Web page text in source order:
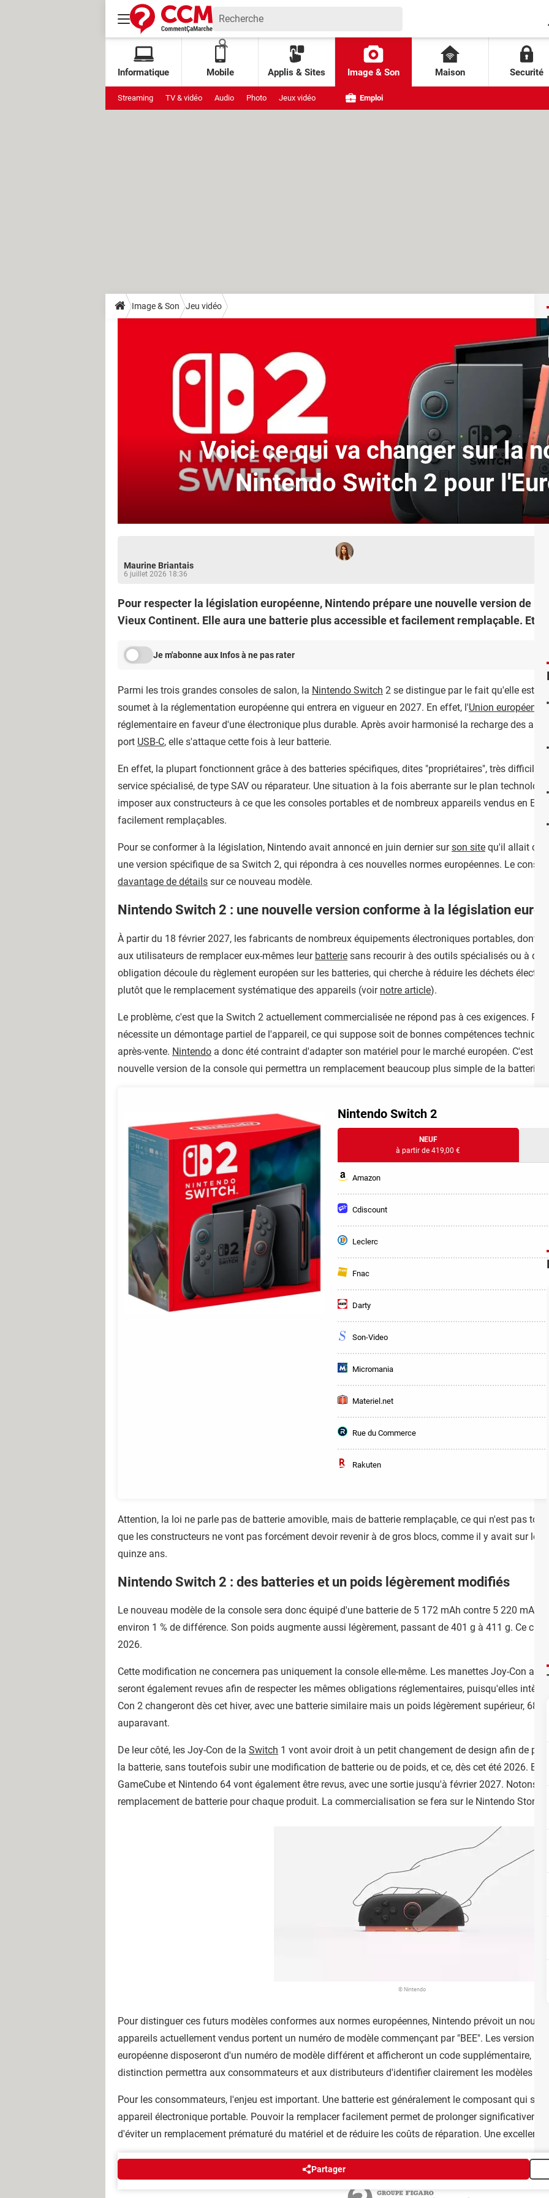
Informatique Mobile Applis & Sites Image & Son Maison Securité
Streaming TV & vidéo Audio Photo Jeux vidéo Emploi
Image & Son Jeu vidéo
Voici ce qui va changer sur la
Nintendo Switch 2 pour
Maurine Briantais
6 juillet 2026 18:36
Pour respecter la législation européenne, Nintendo prépare une nouvelle version de la
Vieux Continent. Elle aura une batterie plus accessible et facilement remplaçable. Et
Je m'abonne aux Infos à ne pas rater
Parmi les trois grandes consoles de salon, la Nintendo Switch 2 se distingue par le fait qu'elle est
soumet à la réglementation européenne qui entrera en vigueur en 2027. En effet, l'Union européenne
réglementaire en faveur d'une électronique plus durable. Après avoir harmonisé la recharge des
port USB-C, elle s'attaque cette fois à leur batterie.
En effet, la plupart fonctionnent grâce à des batteries spécifiques, dites "propriétaires", très difficiles
service spécialisé, de type SAV ou réparateur. Une situation à la fois aberrante sur le plan
imposer aux constructeurs à ce que les consoles portables et de nombreux appareils vendus en
facilement remplaçables.
Pour se conformer à la législation, Nintendo avait annoncé en juin dernier surson site qu'il allait
une version spécifique de sa Switch 2, qui répondra à ces nouvelles normes européennes. Le
davantage de détails sur ce nouveau modèle.
Nintendo Switch 2 : une nouvelle version conforme à la législation
À partir du 18 février 2027, les fabricants de nombreux équipements électroniques portables, dont
aux utilisateurs de remplacer eux-mêmes leur batterie sans recourir à des outils spécialisés ou à
obligation découle du règlement européen sur les batteries, qui cherche à réduire les déchets
plutôt que le remplacement systématique des appareils (voir notre article).
Le problème, c'est que la Switch 2 actuellement commercialisée ne répond pas à ces exigences.
nécessite un démontage partiel de l'appareil, ce qui suppose soit de bonnes compétences
après-vente. Nintendo a donc été contraint d'adapter son matériel pour le marché européen. C'est
nouvelle version de la console qui permettra un remplacement beaucoup plus simple de la batterie
Nintendo Switch 2
NEUF
à partir de 419,00 €
Amazon
Cdiscount
Leclerc
Fnac
Darty
Son-Video
Micromania
Materiel.net
Rue du Commerce
Rakuten
Attention, la loi ne parle pas de batterie amovible, mais de batterie remplaçable, ce qui n'est pas
que les constructeurs ne vont pas forcément devoir revenir à de gros blocs, comme il y avait sur les
quinze ans.
Nintendo Switch 2 : des batteries et un poids légèrement modifiés
Le nouveau modèle de la console sera donc équipé d'une batterie de 5 172 mAh contre 5 220 mAh
environ 1 % de différence. Son poids augmente aussi légèrement, passant de 401 g à 411 g. Ce
2026.
Cette modification ne concernera pas uniquement la console elle-même. Les manettes Joy-Con
seront également revues afin de respecter les mêmes obligations réglementaires, puisqu'elles
Con 2 changeront dès cet hiver, avec une batterie similaire mais un poids légèrement supérieur, 68
auparavant.
De leur côté, les Joy-Con de la Switch 1 vont avoir droit à un petit changement de design afin de
la batterie, sans toutefois subir une modification de batterie ou de poids, et ce, dès cet été 2026.
GameCube et Nintendo 64 vont également être revus, avec une sortie jusqu'à février 2027. Notons
remplacement de batterie pour chaque produit. La commercialisation se fera sur le Nintendo Store
© Nintendo
Pour distinguer ces futurs modèles conformes aux normes européennes, Nintendo prévoit un
appareils actuellement vendus portent un numéro de modèle commençant par "BEE". Les versions
européenne disposeront d'un numéro de modèle différent et afficheront un code supplémentaire,
distinction permettra aux consommateurs et aux distributeurs d'identifier clairement les modèles
Pour les consommateurs, l'enjeu est important. Une batterie est généralement le composant qui se
appareil électronique portable. Pouvoir la remplacer facilement permet de prolonger
d'éviter un remplacement prématuré du matériel et de réduire les coûts de réparation. Une
Partager
Publicité Contact
Groupe Figaro
©2025 CCM Benchmark